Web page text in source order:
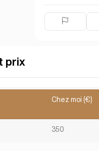
prix
Chez moi (€)
350